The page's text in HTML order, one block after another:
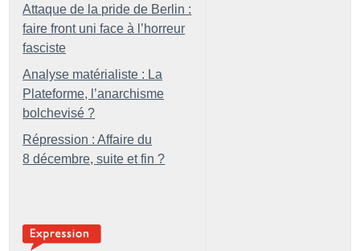
Attaque de la pride de Berlin :
faire front uni face à l’horreur
fasciste
Analyse matérialiste : La
Plateforme, l’anarchisme
bolchevisé ?
Répression : Affaire du
8 décembre, suite et fin ?